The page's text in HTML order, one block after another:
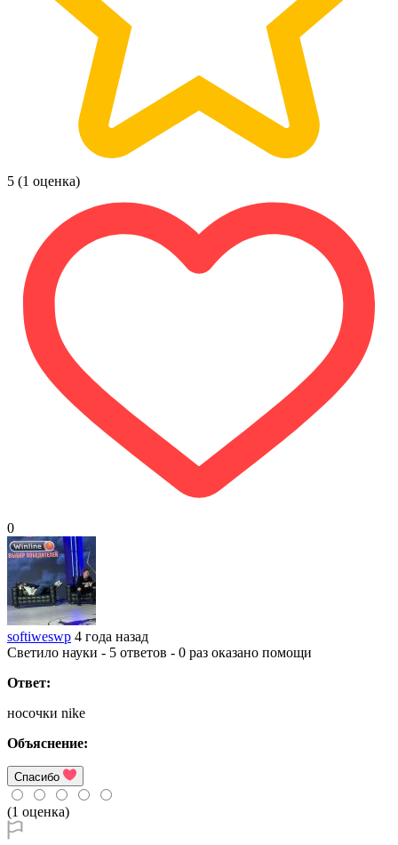
5 (1 оценка)
0
softiweswp 4 года назад
Светило науки - 5 ответов - 0 раз оказано помощи
Ответ:
носочки nike
Объяснение:
Спасибо
(1 оценка)